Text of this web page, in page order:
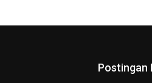
Postingan